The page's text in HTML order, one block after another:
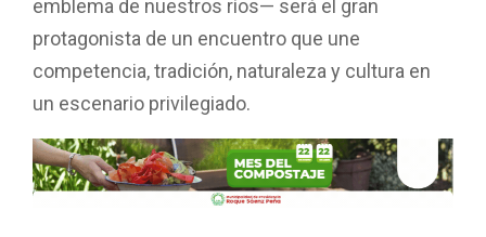
emblema de nuestros ríos— será el gran
protagonista de un encuentro que une
competencia, tradición, naturaleza y cultura en
un escenario privilegiado.